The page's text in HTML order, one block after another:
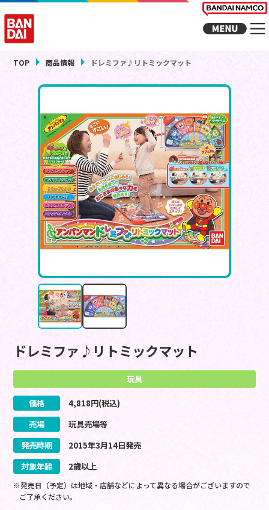
TOP 商品情報 ドレミファ♪リトミックマット
ドレミファ♪リトミックマット
玩具
価格 4,818円(税込)
売場
玩具売場等
発売時期
2015年3月14日発売
対象年齢
2歳以上
※発売日（予定）は地域・店舗などによって異なる場合がございますので
ご了承ください。